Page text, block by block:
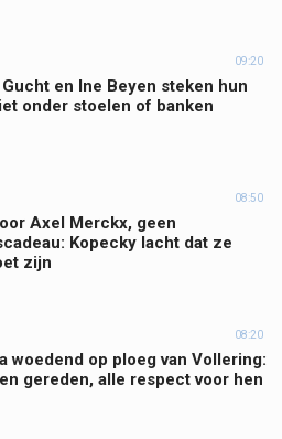
09:20
Gucht en Ine Beyen steken hun
onder stoelen of banken
08:50
Axel Merckx, geen
Kopecky lacht dat ze
zijn
08:20
woedend op ploeg van Vollering:
gereden, alle respect voor hen